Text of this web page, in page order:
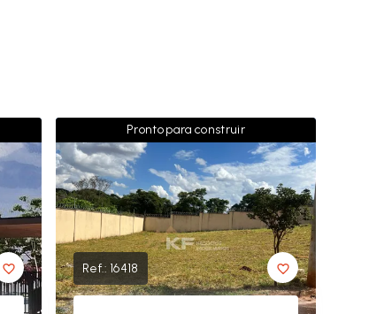
Pronto para construir
Ref.: 16418